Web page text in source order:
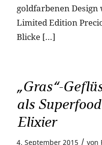
goldfarbenen
Limited Edition
Blicke […]
„Gras“-
als
Elixier
4. September 2015 / von